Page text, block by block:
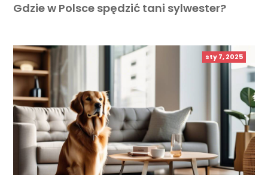
Gdzie w Polsce spędzić tani sylwester?
sty 7, 2025